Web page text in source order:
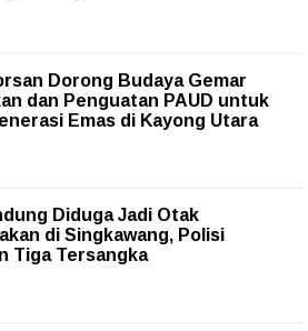
Dorong Budaya Gemar
dan Penguatan PAUD untuk
Emas di Kayong Utara
Diduga Jadi Otak
di Singkawang, Polisi
Tiga Tersangka